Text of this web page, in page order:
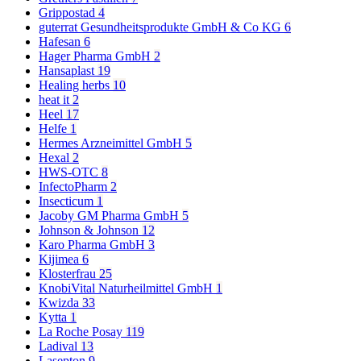
Grippostad 4
guterrat Gesundheitsprodukte GmbH & Co KG 6
Hafesan 6
Hager Pharma GmbH 2
Hansaplast 19
Healing herbs 10
heat it2
Heel 17
Helfe 1
Hermes Arzneimittel GmbH 5
Hexal 2
HWS-OTC 8
InfectoPharm 2
Insecticum 1
Jacoby GM Pharma GmbH 5
Johnson & Johnson 12
Karo Pharma GmbH 3
Kijimea 6
Klosterfrau 25
KnobiVital Naturheilmittel GmbH 1
Kwizda 33
Kytta 1
La Roche Posay 119
Ladival 13